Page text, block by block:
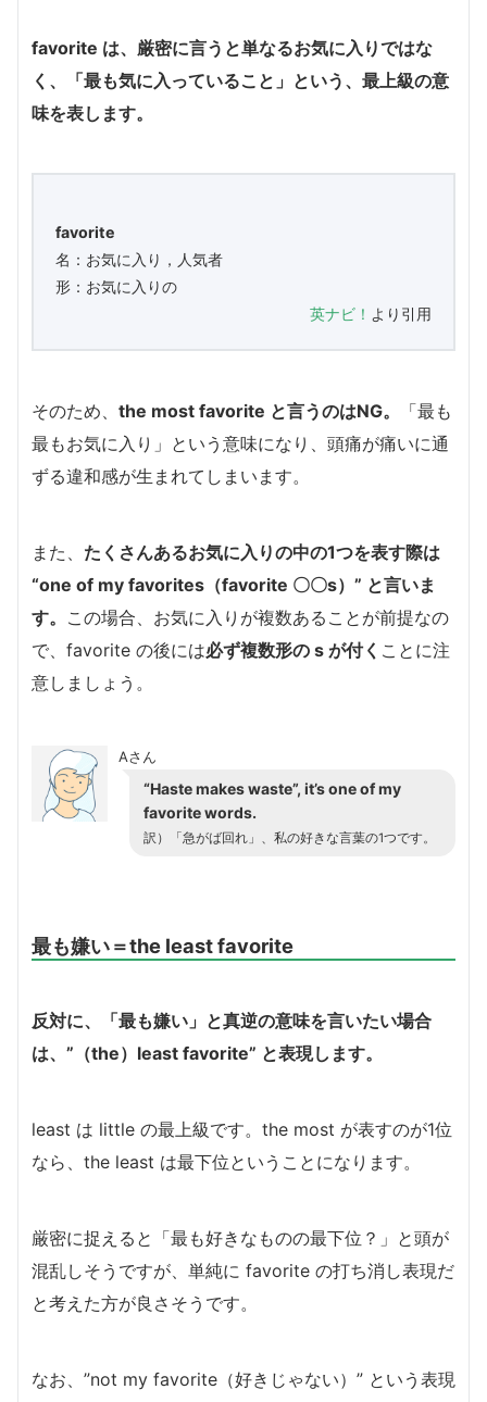
favorite は、厳密に言うと単なるお気に入りではな
く、「最も気に入っていること」という、最上級の意
味を表します。
favorite
名：お気に入り，人気者
形：お気に入りの
英ナビ！ より引用
そのため、 the most favorite と言うのはNG。
「最も
最もお気に入り」という意味になり、頭痛が痛いに通
ずる違和感が生まれてしまいます。
また、 たくさんあるお気に入りの中の1つを表す際は
“one of my favorites（favorite 〇〇s）” と言いま
す。 この場合、お気に入りが複数あることが前提なの
で、favorite の後には必ず複数形の s が付く ことに注
意しましょう。
Aさん
“Haste makes waste”, it’s one of my
favorite words.
訳）「急がば回れ」、私の好きな言葉の1つです。
最も嫌い＝the least favorite
反対に、「最も嫌い」と真逆の意味を言いたい場合
は、”（the）least favorite” と表現します。
least は little の最上級です。the most が表すのが1位
なら、the least は最下位ということになります。
厳密に捉えると「最も好きなものの最下位？」と頭が
混乱しそうですが、単純に favorite の打ち消し表現だ
と考えた方が良さそうです。
なお、”not my favorite（好きじゃない）” という表現